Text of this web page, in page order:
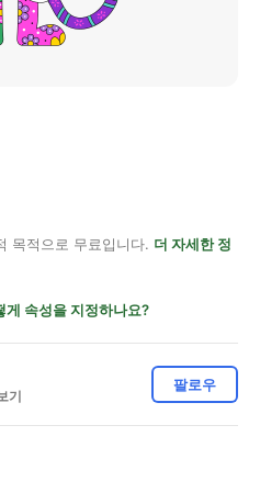
목적으로 무료입니다. 더 자세한 정
게 속성을 지정하나요?
기
팔로우